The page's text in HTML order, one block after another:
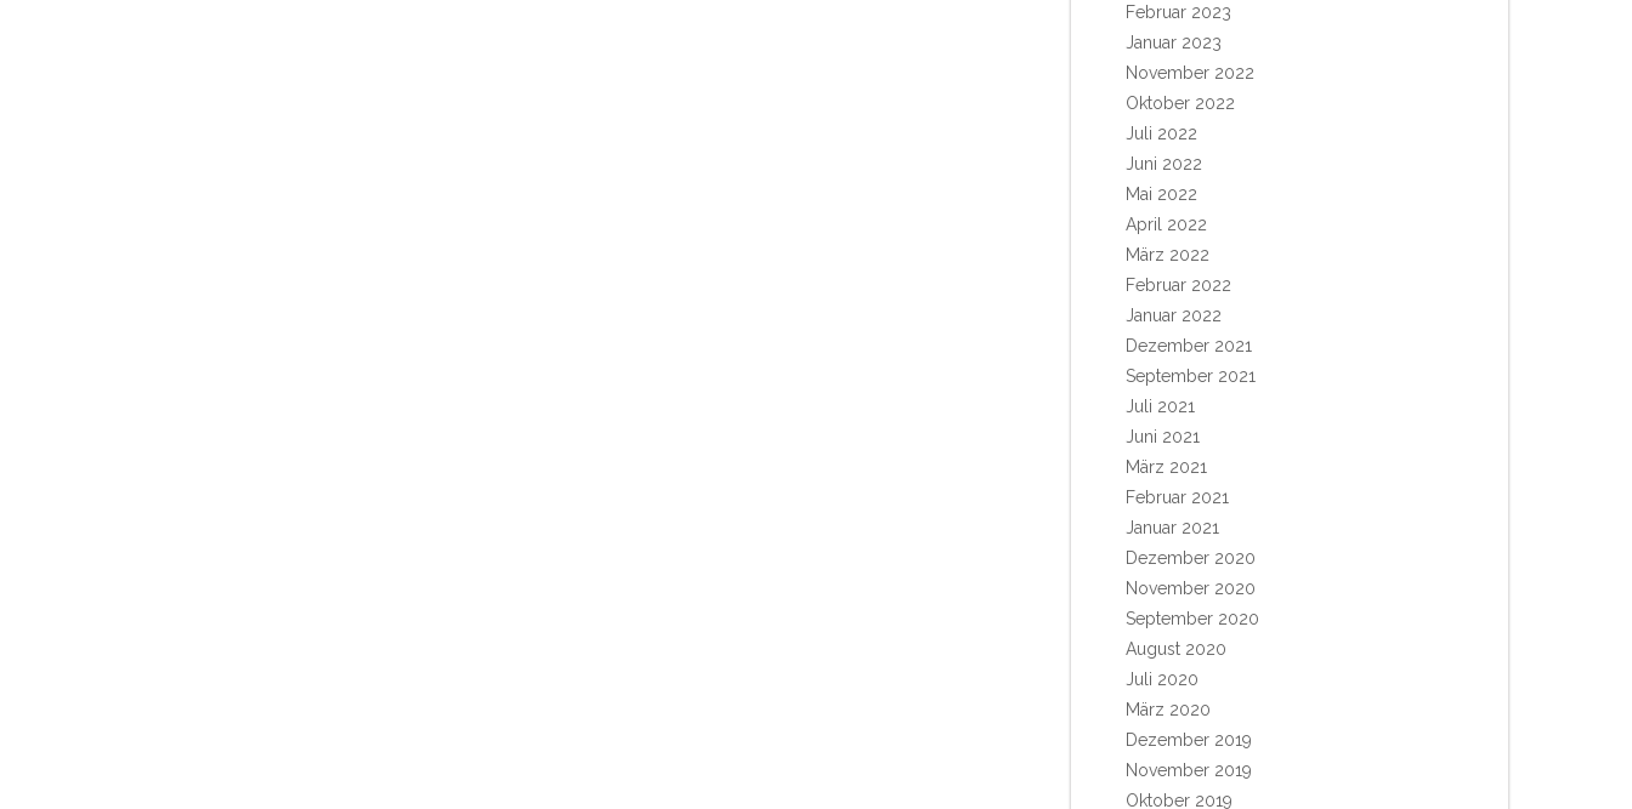
Februar 2023
Januar 2023
November 2022
Oktober 2022
Juli 2022
Juni 2022
Mai 2022
April 2022
März 2022
Februar 2022
Januar 2022
Dezember 2021
September 2021
Juli 2021
Juni 2021
März 2021
Februar 2021
Januar 2021
Dezember 2020
November 2020
September 2020
August 2020
Juli 2020
März 2020
Dezember 2019
November 2019
Oktober 2019